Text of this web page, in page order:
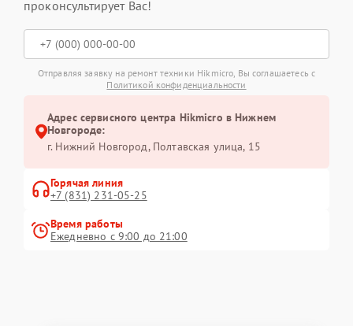
проконсультирует Вас!
Отправляя заявку на ремонт техники Hikmicro, Вы соглашаетесь с
Политикой конфиденциальности
Адрес сервисного центра Hikmicro в Нижнем
Новгороде:
г. Нижний Новгород, Полтавская улица, 15
Горячая линия
+7 (831) 231-05-25
Время работы
Ежедневно с 9:00 до 21:00